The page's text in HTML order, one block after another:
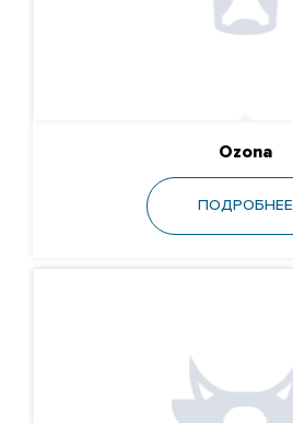
Ozona
ПОДРОБНЕЕ